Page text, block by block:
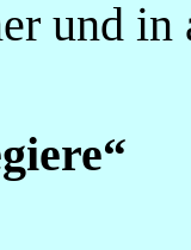
und